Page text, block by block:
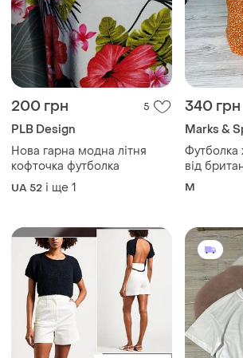
200 грн 5
PLB Design
Нова гарна модна літня
кофточка футболка
UA 52 і ще 1
340 грн
Marks &
Футболка
від
marks &
M